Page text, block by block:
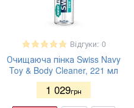
Відгуки: 0
Очищаюча пінка Swiss Navy
Toy & Body Cleaner, 221 мл
1 029грн